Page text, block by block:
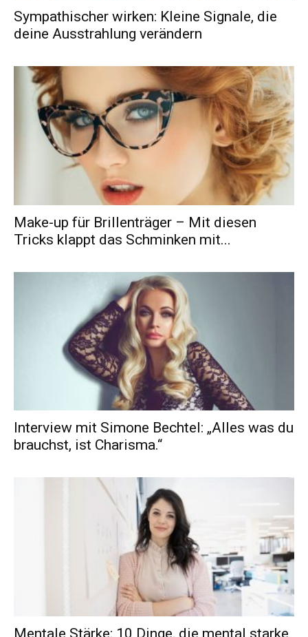
Sympathischer wirken: Kleine Signale, die
deine Ausstrahlung verändern
Make-up für Brillenträger – Mit diesen
Tricks klappt das Schminken mit...
Interview mit Simone Bechtel: „Alles was du
brauchst, ist Charisma.“
Mentale Stärke: 10 Dinge, die mental starke